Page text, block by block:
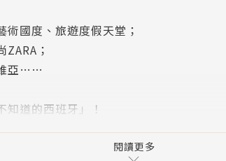
國度、旅遊度假天堂；
；
亞……
道的西班牙」！
班牙旅遊書以介紹景點為主，本書更
閱讀更多